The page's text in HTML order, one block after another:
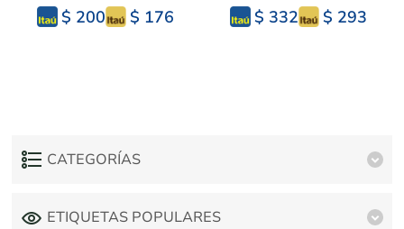
$ 200
$ 176
$ 332
$ 293
CATEGORÍAS
ETIQUETAS POPULARES